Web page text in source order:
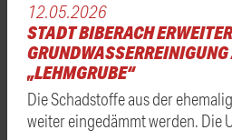
12.05.2026
STADT BIBERACH
„LEHMGRUBE“
Die Schadstoffe aus der
weiter eingedämmt werden. Die